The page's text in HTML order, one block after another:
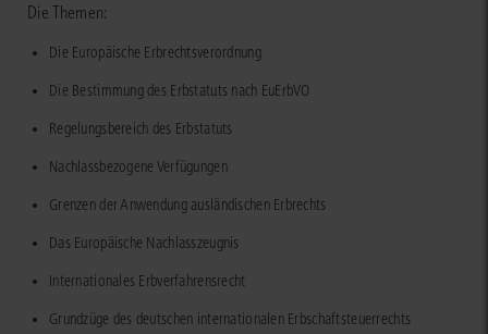
Die Themen:
Die Europäische Erbrechtsverordnung
Die Bestimmung des Erbstatuts nach EuErbVO
Regelungsbereich des Erbstatuts
Nachlassbezogene Verfügungen
Grenzen der Anwendung ausländischen Erbrechts
Das Europäische Nachlasszeugnis
Internationales Erbverfahrensrecht
Grundzüge des deutschen internationalen Erbschaftsteuerrechts